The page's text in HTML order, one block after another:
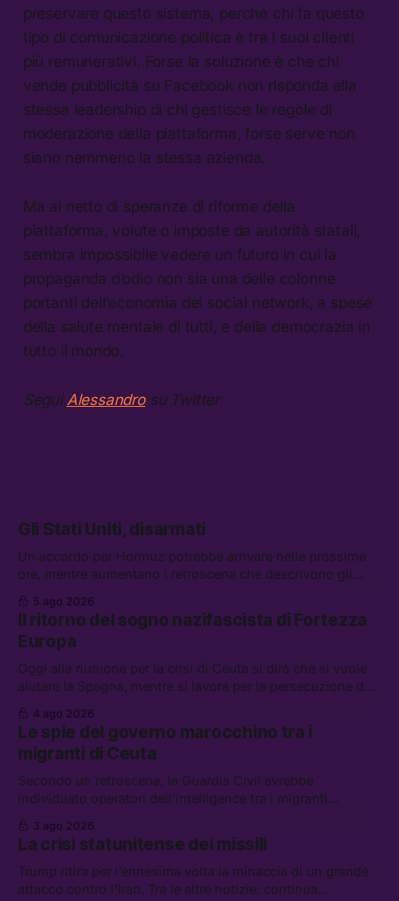
preservare questo sistema, perché chi fa questo
tipo di comunicazione politica è tra i suoi clienti
più remunerativi. Forse la soluzione è che chi
vende pubblicità su Facebook non risponda alla
stessa leadership di chi gestisce le regole di
moderazione della piattaforma, forse serve non
siano nemmeno la stessa azienda.
Ma al netto di speranze di riforme della
piattaforma, volute o imposte da autorità statali,
sembra impossibile vedere un futuro in cui la
propaganda d’odio non sia una delle colonne
portanti dell’economia dei social network, a spese
della salute mentale di tutti, e della democrazia in
tutto il mondo.
SeguiAlessandrosu Twitter
Gli Stati Uniti, disarmati
Un accordo per Hormuz potrebbe arrivare nelle prossime
ore, mentre aumentano i retroscena che descrivono gli
chi aspetta i dispersi di Ceuta, il boom dei carburanti
diluiti, e quanti attivisti anti data center sono stati arrestati
5 ago 2026
Il ritorno del sogno nazifascista di Fortezza
Europa
Oggi alla riunione per la crisi di Ceuta si dirà che si vuole
aiutare la Spagna, mentre si lavora per la persecuzione dei
spontanei a Gaza, un giovane di 19 anni è morto sotto il
sole per raccogliere pomodori, e cosa dice l’AI Act europeo
4 ago 2026
Le spie del governo marocchino tra i
migranti di Ceuta
Secondo un retroscena, la Guardia Civil avrebbe
individuato operatori dell’intelligence tra i migranti
hanno ucciso 19 persone a Gaza; le tensioni nel campo
largo sugli armamenti per l’Ucraina; e quanto costa una
Xbox adesso?
3 ago 2026
La crisi statunitense dei missili
Trump ritira per l’ennesima volta la minaccia di un grande
attacco contro l’Iran. Tra le altre notizie: continua